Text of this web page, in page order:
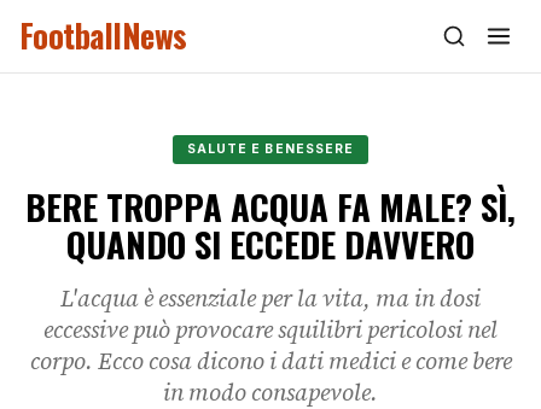
FootballNews
SALUTE E BENESSERE
BERE TROPPA ACQUA FA MALE? SÌ,
QUANDO SI ECCEDE DAVVERO
L'acqua è essenziale per la vita, ma in dosi
eccessive può provocare squilibri pericolosi nel
corpo. Ecco cosa dicono i dati medici e come bere
in modo consapevole.